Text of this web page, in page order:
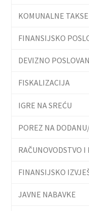
KOMUNALNE TAKSE
FINANSIJSKO
DEVIZNO
FISKALIZACIJA
IGRE NA SREĆU
POREZ NA
RAČUNOVODSTVO
FINANSIJSKO
JAVNE NABAVKE